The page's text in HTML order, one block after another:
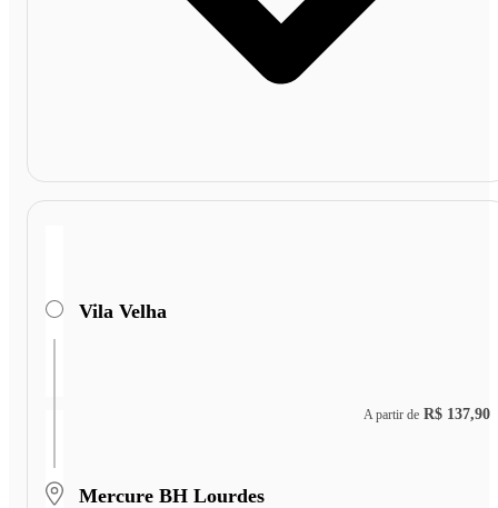
Vila Velha
Mercure BH Lourdes
A partir de R$ 137,90